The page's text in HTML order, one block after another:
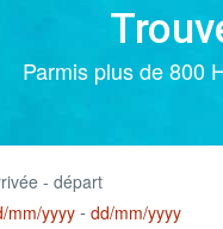
Parmis plus de 800
- départ
mm/yyyy - dd/mm/yyyy